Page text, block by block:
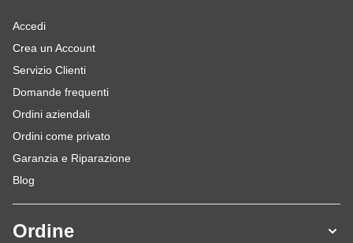
Accedi
Crea un Account
Servizio Clienti
Domande frequenti
Ordini aziendali
Ordini come privato
Garanzia e Riparazione
Blog
Ordine